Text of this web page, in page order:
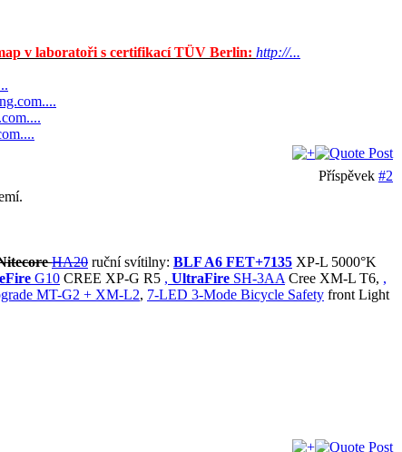
v laboratoři s certifikací TÜV Berlin: http://...
Příspěvek #2
HA20 ruční svítilny: BLF A6 FET+7135 XP-L 5000°K
G10 CREE XP-G R5 , UltraFire SH-3AA Cree XM-L T6, ,
MT-G2 + XM-L2, 7-LED 3-Mode Bicycle Safety front Light